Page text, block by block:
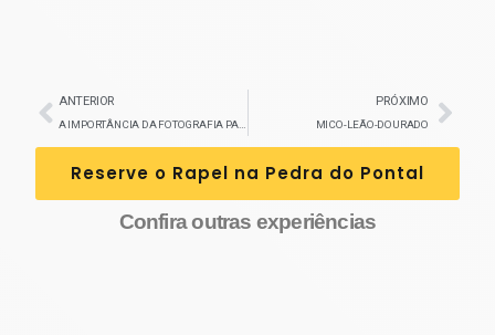
ANTERIOR
A IMPORTÂNCIA DA FOTOGRAFIA PARA O TURISTA
PRÓXIMO
MICO-LEÃO-DOURADO
Reserve o Rapel na Pedra do Pontal
Confira outras experiências